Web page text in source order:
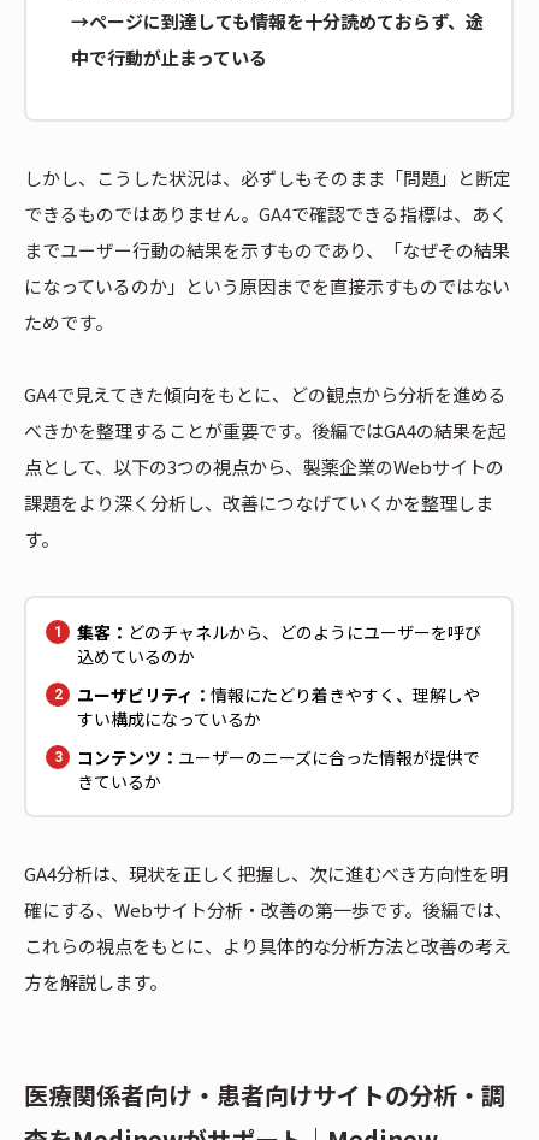
→ページに到達しても情報を十分読めておらず、途
中で行動が止まっている
しかし、こうした状況は、必ずしもそのまま「問題」と断定
できるものではありません。GA4で確認できる指標は、あく
までユーザー行動の結果を示すものであり、「なぜその結果
になっているのか」という原因までを直接示すものではない
ためです。
GA4で見えてきた傾向をもとに、どの観点から分析を進める
べきかを整理することが重要です。後編ではGA4の結果を起
点として、以下の3つの視点から、製薬企業のWebサイトの
課題をより深く分析し、改善につなげていくかを整理しま
す。
集客： どのチャネルから、どのようにユーザーを呼び
込めているのか
ユーザビリティ： 情報にたどり着きやすく、理解しや
すい構成になっているか
コンテンツ： ユーザーのニーズに合った情報が提供で
きているか
GA4分析は、現状を正しく把握し、次に進むべき方向性を明
確にする、Webサイト分析・改善の第一歩です。後編では、
これらの視点をもとに、より具体的な分析方法と改善の考え
方を解説します。
医療関係者向け・患者向けサイトの分析・調